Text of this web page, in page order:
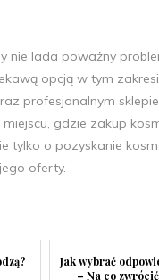
nie lada poważny
opcją w tym
profesjonalnym
gdzie zakup
tylko o pozyskanie
oferty.
Jak wybrać
– Na co